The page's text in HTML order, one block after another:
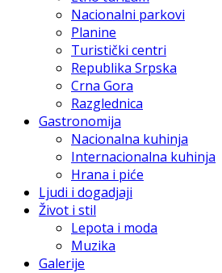
Nacionalni parkovi
Planine
Turistički centri
Republika Srpska
Crna Gora
Razglednica
Gastronomija
Nacionalna kuhinja
Internacionalna kuhinja
Hrana i piće
Ljudi i dogadjaji
Život i stil
Lepota i moda
Muzika
Galerije